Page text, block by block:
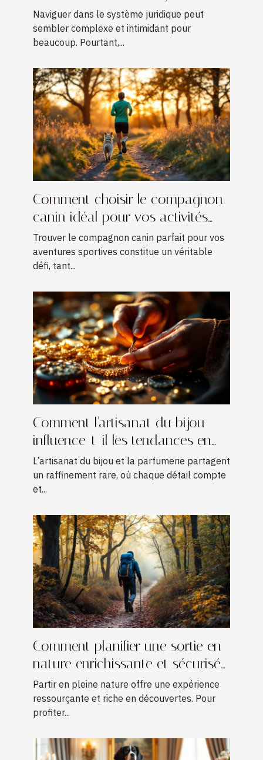
juridique
Naviguer dans le système juridique peut
sembler complexe et intimidant pour
beaucoup. Pourtant,...
Comment choisir le compagnon
canin idéal pour vos activités
sportives ?
Trouver le compagnon canin parfait pour vos
aventures sportives constitue un véritable
défi, tant...
Comment l'artisanat du bijou
influence-t-il les tendances en
parfumerie ?
L’artisanat du bijou et la parfumerie partagent
un raffinement rare, où chaque détail compte
et...
Comment planifier une sortie en
nature enrichissante et sécurisée
?
Partir en pleine nature offre une expérience
ressourçante et riche en découvertes. Pour
profiter...